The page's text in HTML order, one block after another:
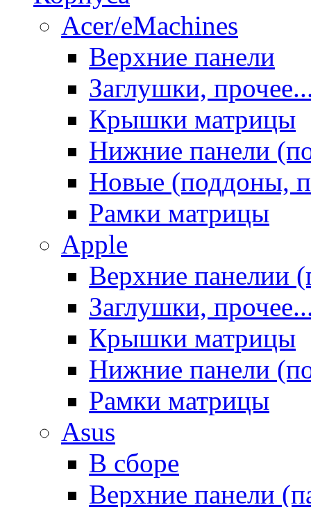
Acer/eMachines
Верхние панели
Заглушки,
Крышки матрицы
Нижние панели
Новые (поддоны,
Рамки матрицы
Apple
Верхние панелии
Заглушки,
Крышки матрицы
Нижние панели
Рамки матрицы
Asus
В сборе
Верхние панели